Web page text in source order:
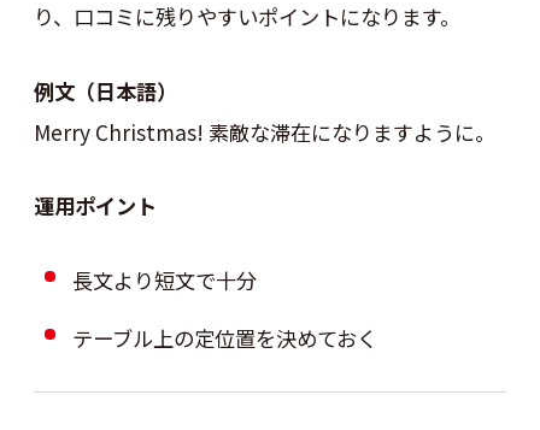
り、口コミに残りやすいポイントになります。
例文（日本語）
Merry Christmas! 素敵な滞在になりますように。
運用ポイント
長文より短文で十分
テーブル上の定位置を決めておく